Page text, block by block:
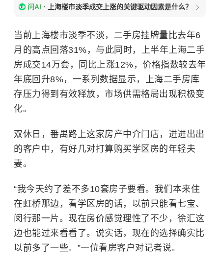
问AI · 上海楼市淡季成交上涨的关键驱动因素是什么？
当前上海楼市淡季不淡，二手房挂牌量比去年6
月的高点回落31%，与此同时，上半年上海二手
房成交14万套，同比上涨12%，价格指数较去年
年底回升8%，一系列数据显示，上海二手房库
存压力得到有效释放，市场供需格局出现积极变
化。
双休日，番禺路上这家房产中介门店，进进出出
的客户中，有好几对打算购买学区房的年轻夫
妻。
“我今天约了差不多10套房子要看。我们本来住
在虹桥那边，看学区房的话，以前只能看七宝、
闵行那一片。现在房价感觉理性了不少，徐汇这
边也能过来看看了。说实话，现在的选择确实比
以前多了一些。”一位看房客户对记者说。